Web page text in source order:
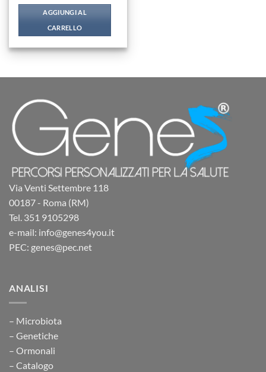
AGGIUNGI AL
CARRELLO
Via Venti Settembre 118
00187 - Roma (RM)
Tel. 351 9105298
e-mail: info@genes4you.it
PEC: genes@pec.net
ANALISI
– Microbiota
– Genetiche
– Ormonali
– Catalogo